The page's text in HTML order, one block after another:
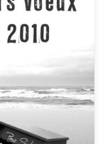
présenter
de
parleront
leurs écrits pour
Ne dites pas